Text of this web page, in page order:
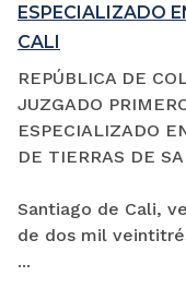
ESPECIALIZADO
CALI
REPÚBLICA DE
JUZGADO
ESPECIALIZADO
DE TIERRAS DE
Santiago de Cali,
de dos mil
...